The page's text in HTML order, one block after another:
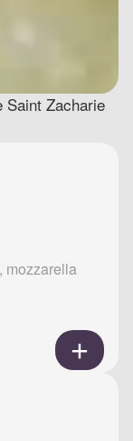
Saint Zacharie
mozzarella